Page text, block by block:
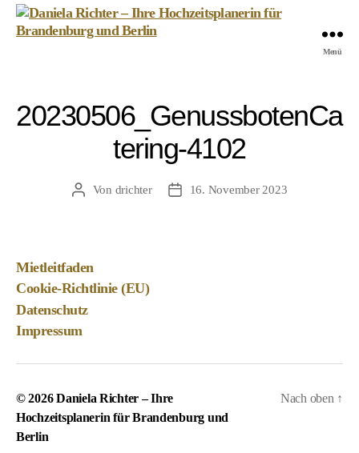
Hochzeitsplanerin
Menü
20230506_GenussbotenCa
tering-4102
Beitragsautor
Von drichter Veröffentlichungsdatum
16. November 2023
Mietleitfaden
Cookie-Richtlinie (EU)
Datenschutz
Impressum
© 2026Daniela Richter – Ihre
Hochzeitsplanerin für Brandenburg und
Berlin
Nach oben ↑